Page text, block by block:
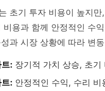
초기 투자 비용이 높지
비용과 함께 안정적인 수
과 시장 상황에 따라 변
: 장기적 가치 상승, 초기
: 안정적인 수익, 수리 비